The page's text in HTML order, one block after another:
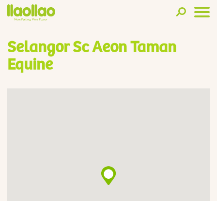
Selangor Sc Aeon Taman
Equine